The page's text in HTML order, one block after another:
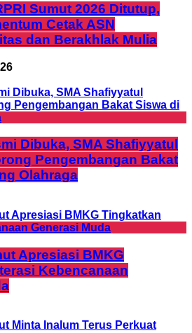
Sumut 2026 Ditutup,
Cetak ASN
dan Berakhlak Mulia
Dibuka, SMA Shafiyyatul
Pengembangan Bakat
Olahraga
Apresiasi BMKG
Kebencanaan